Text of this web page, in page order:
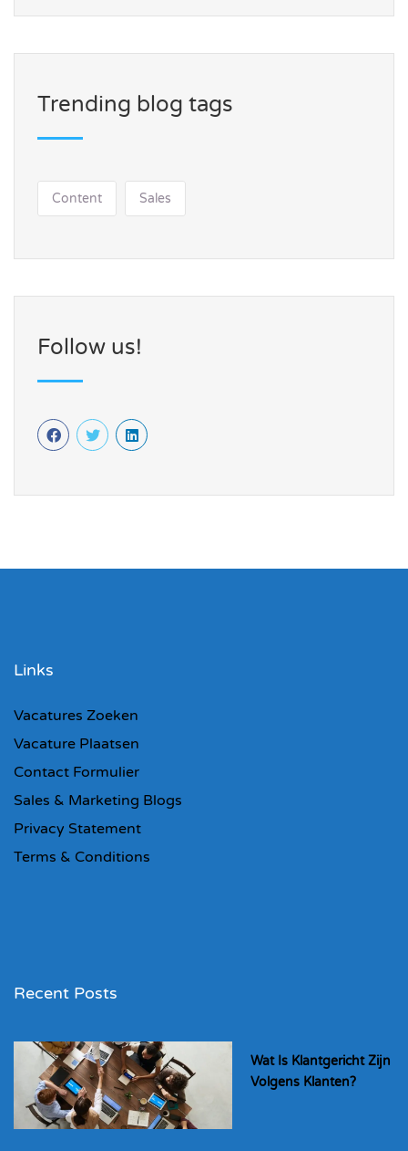
Trending blog tags
Content Sales
Follow us!
Links
Vacatures Zoeken
Vacature Plaatsen
Contact Formulier
Sales & Marketing Blogs
Privacy Statement
Terms & Conditions
Recent Posts
Wat Is Klantgericht Zijn
Volgens Klanten?